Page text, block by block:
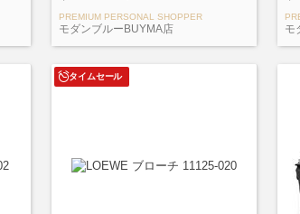
PREMIUM PERSONAL SHOPPER
モダンブルーBUYMA店 モ
タイムセール